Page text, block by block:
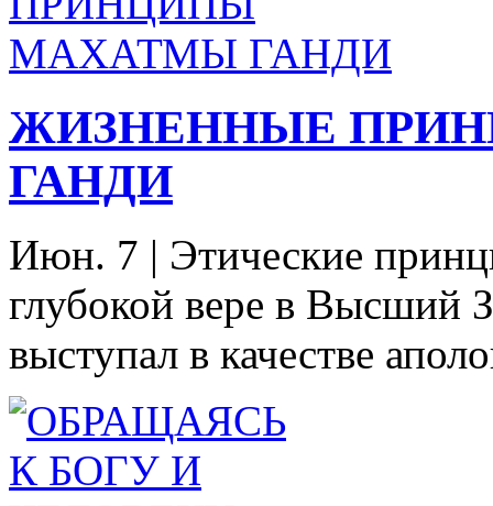
ЖИЗНЕННЫЕ
ГАНДИ
Июн. 7 | Этические
глубокой вере в Высший
выступал в качестве